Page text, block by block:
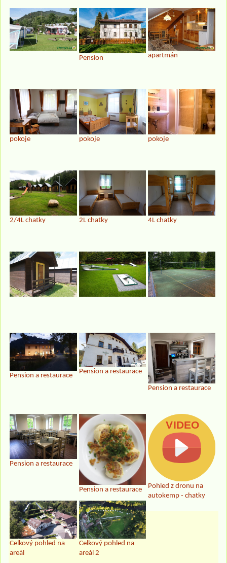
Pension apartmán
pokoje pokoje pokoje
2/4L chatky 2L chatky 4L chatky
Pension a restaurace
Pension a restaurace
Pension a restaurace
Pension a restaurace
Pension a restaurace
Pohled z dronu na
autokemp - chatky
Celkový pohled na
areál
Celkový pohled na
areál 2